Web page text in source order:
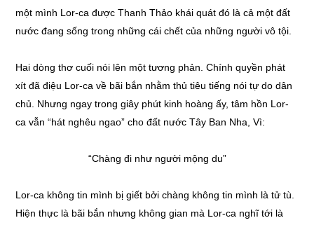
một mình Lor-ca được Thanh Thảo khái quát đó là cả một đất
nước đang sống trong những cái chết của những người vô tội.
Hai dòng thơ cuối nói lên một tương phản. Chính quyền phát
xít đã điệu Lor-ca về bãi bắn nhằm thủ tiêu tiếng nói tự do dân
chủ. Nhưng ngay trong giây phút kinh hoàng ấy, tâm hồn Lor-
ca vẫn “hát nghêu ngao” cho đất nước Tây Ban Nha, Vì:
“Chàng đi như người mộng du”
Lor-ca không tin mình bị giết bởi chàng không tin mình là tử tù.
Hiện thực là bãi bắn nhưng không gian mà Lor-ca nghĩ tới là